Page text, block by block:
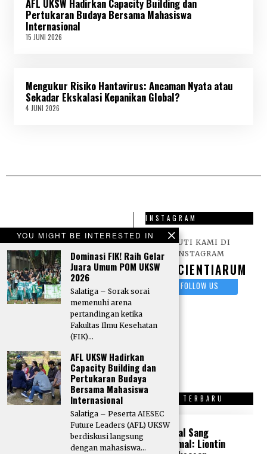
2
0
2
6
AFL UKSW Hadirkan Capacity Building dan
Pertukaran Budaya Bersama Mahasiswa
Internasional
15 JUNI 2026
I
2
0
Mengukur Risiko Hantavirus: Ancaman Nyata atau
Sekadar Ekskalasi Kepanikan Global?
4 JUNI 2026
2
YOU MIGHT BE INTERESTED IN
Dominasi FIK! Raih Gelar
Juara Umum POM UKSW
2026
Salatiga – Sorak sorai
memenuhi arena
pertandingan ketika
Fakultas Ilmu Kesehatan
(FIK)…
AFL UKSW Hadirkan
Capacity Building dan
Pertukaran Budaya
Bersama Mahasiswa
Internasional
Salatiga – Peserta AIESEC
Future Leaders (AFL) UKSW
berdiskusi langsung
dengan mahasiswa…
Ingin menjadi
Kontributor
Scientiarum?Kirim
karya tulis berupa
Artikel, Opini, Puisi,
dan Sastra lainnya
melalui surel:
Redaksi Scientiarum
INSTAGRAM
IKUTI KAMI DI
INSTAGRAM
SCIENTIARUM
FOLLOW US
OPINI TERBARU
“Tone Deaf” di
Tengah Krisis
SASTRA TERBARU
Kristal Sang
Peramal: Liontin